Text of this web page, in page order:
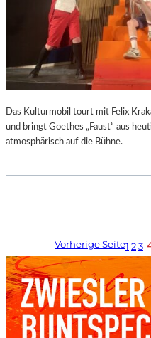
Das Kulturmobil tourt mit Felix
und bringt Goethes „Faust“ aus
atmosphärisch auf die Bühne.
Vorherige Seite1 23